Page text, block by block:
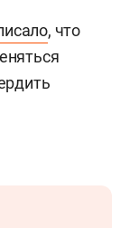
, что